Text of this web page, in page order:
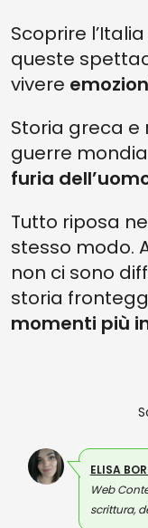
Scoprire
queste
vivere
Storia greca e
guerre
furia
Tutto riposa
stesso modo.
non ci sono
storia
momenti più
ELISA
Web
scrittura,